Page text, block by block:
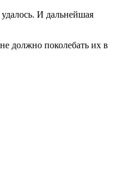
И дальнейшая
должно поколебать их в